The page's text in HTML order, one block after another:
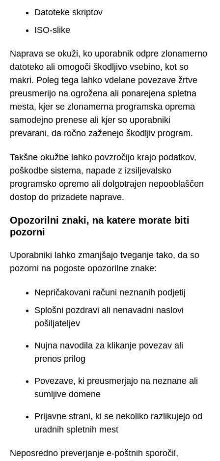
Datoteke skriptov
ISO-slike
Naprava se okuži, ko uporabnik odpre zlonamerno
datoteko ali omogoči škodljivo vsebino, kot so
makri. Poleg tega lahko vdelane povezave žrtve
preusmerijo na ogrožena ali ponarejena spletna
mesta, kjer se zlonamerna programska oprema
samodejno prenese ali kjer so uporabniki
prevarani, da ročno zaženejo škodljiv program.
Takšne okužbe lahko povzročijo krajo podatkov,
poškodbe sistema, napade z izsiljevalsko
programsko opremo ali dolgotrajen nepooblaščen
dostop do prizadete naprave.
Opozorilni znaki, na katere morate biti
pozorni
Uporabniki lahko zmanjšajo tveganje tako, da so
pozorni na pogoste opozorilne znake:
Nepričakovani računi neznanih podjetij
Splošni pozdravi ali nenavadni naslovi
pošiljateljev
Nujna navodila za klikanje povezav ali
prenos prilog
Povezave, ki preusmerjajo na neznane ali
sumljive domene
Prijavne strani, ki se nekoliko razlikujejo od
uradnih spletnih mest
Neposredno preverjanje e-poštnih sporočil,